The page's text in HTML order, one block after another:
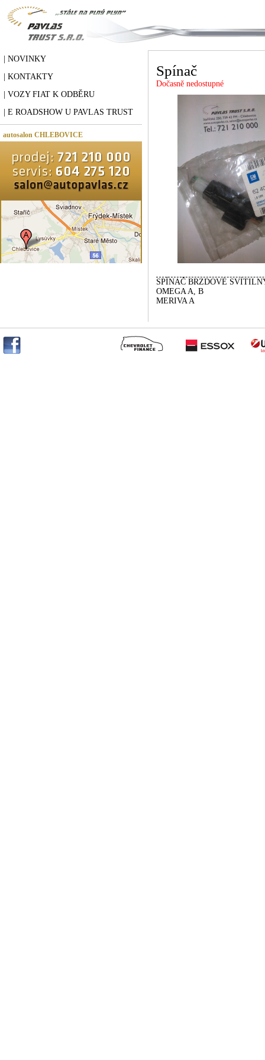
| NOVINKY
| KONTAKTY
| VOZY FIAT K ODBĚRU
| E ROADSHOW U PAVLAS TRUST
autosalon CHLEBOVICE
Spínač
Dočasně nedostupné
SPÍNAČ BRZDOVÉ
OMEGA A, B
MERIVA A